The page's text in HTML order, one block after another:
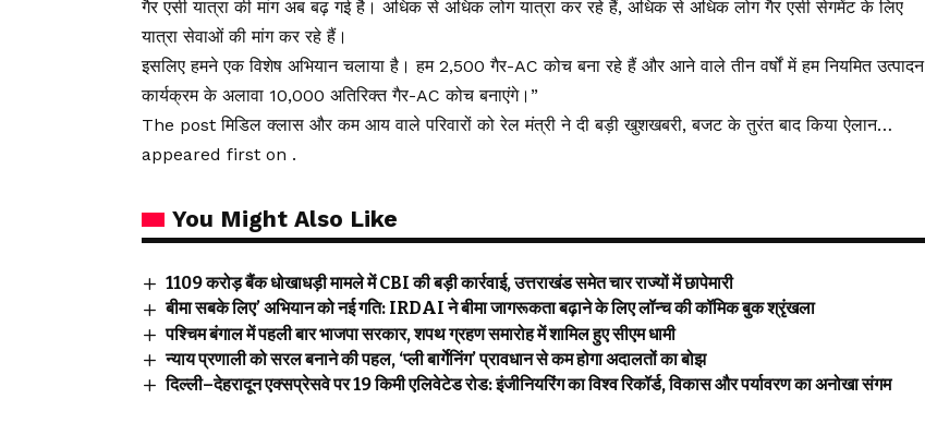
गैर एसी यात्रा की मांग अब बढ़ गई है। अधिक से अधिक लोग यात्रा कर रहे हैं, अधिक से अधिक लोग गैर एसी सेगमेंट के लिए
यात्रा सेवाओं की मांग कर रहे हैं।
इसलिए हमने एक विशेष अभियान चलाया है। हम 2,500 गैर-AC कोच बना रहे हैं और आने वाले तीन वर्षों में हम नियमित उत्पादन
कार्यक्रम के अलावा 10,000 अतिरिक्त गैर-AC कोच बनाएंगे।”
The post मिडिल क्लास और कम आय वाले परिवारों को रेल मंत्री ने दी बड़ी खुशखबरी, बजट के तुरंत बाद किया ऐलान…
appeared first on .
You Might Also Like
₹1109 करोड़ बैंक धोखाधड़ी मामले में CBI की बड़ी कार्रवाई, उत्तराखंड समेत चार राज्यों में छापेमारी
बीमा सबके लिए’ अभियान को नई गति: IRDAI ने बीमा जागरूकता बढ़ाने के लिए लॉन्च की कॉमिक बुक श्रृंखला
पश्चिम बंगाल में पहली बार भाजपा सरकार, शपथ ग्रहण समारोह में शामिल हुए सीएम धामी
न्याय प्रणाली को सरल बनाने की पहल, ‘प्ली बार्गेनिंग’ प्रावधान से कम होगा अदालतों का बोझ
दिल्ली–देहरादून एक्सप्रेसवे पर 19 किमी एलिवेटेड रोड: इंजीनियरिंग का विश्व रिकॉर्ड, विकास और पर्यावरण का अनोखा संगम